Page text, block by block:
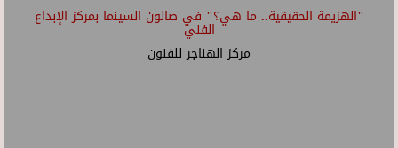
"الهزيمة الحقيقية.. ما هي؟" في صالون السينما بمركز الإبداع
الفني
مركز الهناجر للفنون